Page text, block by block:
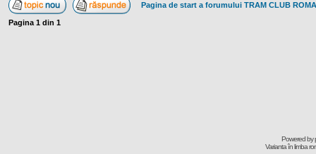
Pagina de start a forumului TRAM CLUB
Pagina 1 din 1
Powered by
Varianta în limba